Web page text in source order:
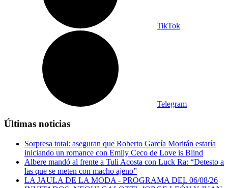
TikTok
Telegram
Últimas noticias
Sorpresa total: aseguran que Roberto García Moritán estaría
iniciando un romance con Emily Ceco de Love is Blind
Albere mandó al frente a Tuli Acosta con Luck Ra: “Detesto a
las que se meten con macho ajeno”
LA JAULA DE LA MODA - PROGRAMA DEL 06/08/26